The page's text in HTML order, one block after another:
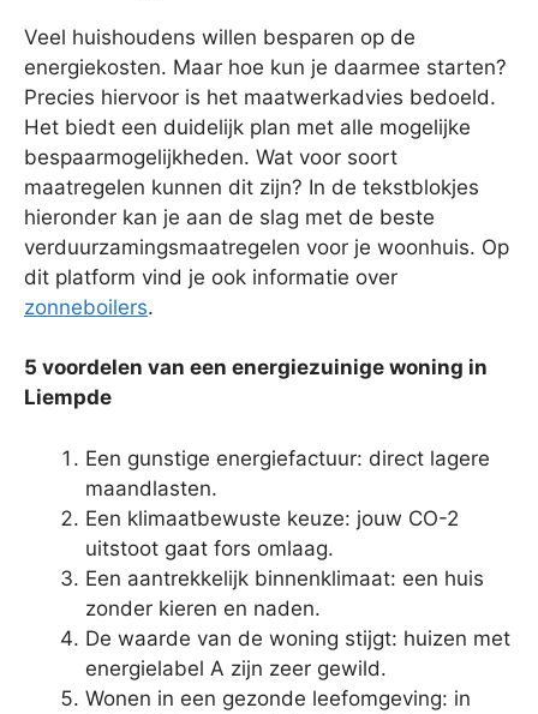
Veel huishoudens willen besparen op de
energiekosten. Maar hoe kun je daarmee starten?
Precies hiervoor is het maatwerkadvies bedoeld.
Het biedt een duidelijk plan met alle mogelijke
bespaarmogelijkheden. Wat voor soort
maatregelen kunnen dit zijn? In de tekstblokjes
hieronder kan je aan de slag met de beste
verduurzamingsmaatregelen voor je woonhuis. Op
dit platform vind je ook informatie over
zonneboilers.
5 voordelen van een energiezuinige woning in
Liempde
Een gunstige energiefactuur: direct lagere
maandlasten.
Een klimaatbewuste keuze: jouw CO-2
uitstoot gaat fors omlaag.
Een aantrekkelijk binnenklimaat: een huis
zonder kieren en naden.
De waarde van de woning stijgt: huizen met
energielabel A zijn zeer gewild.
Wonen in een gezonde leefomgeving: in